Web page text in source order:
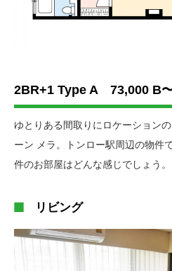
2BR+1 Type A 73,000 B
ゆとりある間取りにロケーション
ーン メラ。トンロー駅周辺の物件
件のお部屋はどんな感じでしょう。
リビング